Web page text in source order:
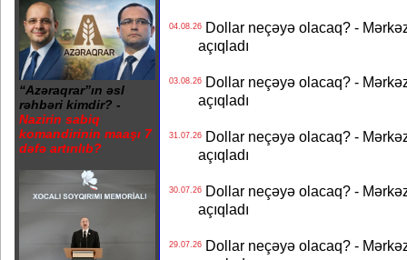
“Azəraqrar”ın əsl
rəhbəri kimdir? -
Nazirin sabiq
komandirinin maaşı 7
dəfə artırılıb?
04.08.26Dollar neçəyə olacaq? -
açıqladı
03.08.26Dollar neçəyə olacaq? -
açıqladı
31.07.26Dollar neçəyə olacaq? -
açıqladı
30.07.26Dollar neçəyə olacaq? -
açıqladı
29.07.26Dollar neçəyə olacaq? -